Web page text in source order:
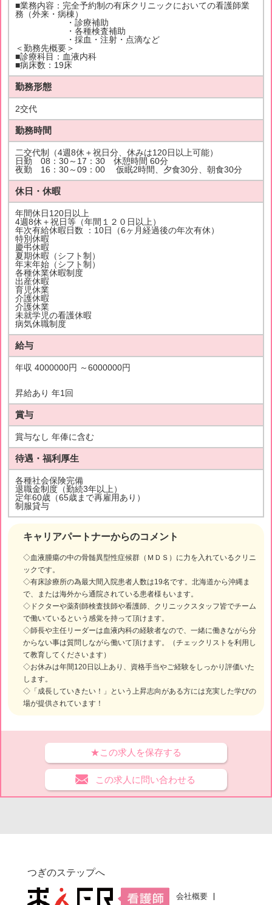
キャリアパートナーからのコメント
◇血液腫瘍の中の骨髄異型性症候群（ＭＤＳ）に力を入れているクリニ
ックです。
◇有床診療所の為最大間入院患者人数は19名です。北海道から沖縄ま
で、または海外から通院されている患者様もいます。
◇ドクターや薬剤師検査技師や看護師、クリニックスタッフ皆でチーム
で働いているという感覚を持って頂けます。
◇師長や主任リーダーは血液内科の経験者なので、一緒に働きながら分
からない事は質問しながら働いて頂けます。（チェックリストを利用し
て教育してくださいます）
◇お休みは年間120日以上あり、資格手当やご経験をしっかり評価いた
します。
◇「成長していきたい！」という上昇志向がある方には充実した学びの
場が提供されています！
■業務内容：完全予約制の有床クリニックにおいての看護師業
務（外来・病棟）
・診療補助
・各種検査補助
・採血・注射・点滴など
＜勤務先概要＞
■診療科目：血液内科
■病床数：19床
勤務形態
2交代
勤務時間
二交代制（4週8休＋祝日分、休みは120日以上可能）
日勤 08：30～17：30 休憩時間 60分
夜勤 16：30～09：00 仮眠2時間、夕食30分、朝食30分
休日・休暇
年間休日120日以上
4週8休＋祝日等（年間１２０日以上）
年次有給休暇日数 ：10日（6ヶ月経過後の年次有休）
特別休暇
慶弔休暇
夏期休暇（シフト制）
年末年始（シフト制）
各種休業休暇制度
出産休暇
育児休業
介護休暇
介護休業
未就学児の看護休暇
病気休職制度
給与
年収 4000000円 ～6000000円
昇給あり 年1回
賞与
賞与なし 年俸に含む
待遇・福利厚生
各種社会保険完備
退職金制度（勤続3年以上）
定年60歳（65歳まで再雇用あり）
制服貸与
★この求人を保存する
この求人に問い合わせる
つぎのステップへ
会社概要